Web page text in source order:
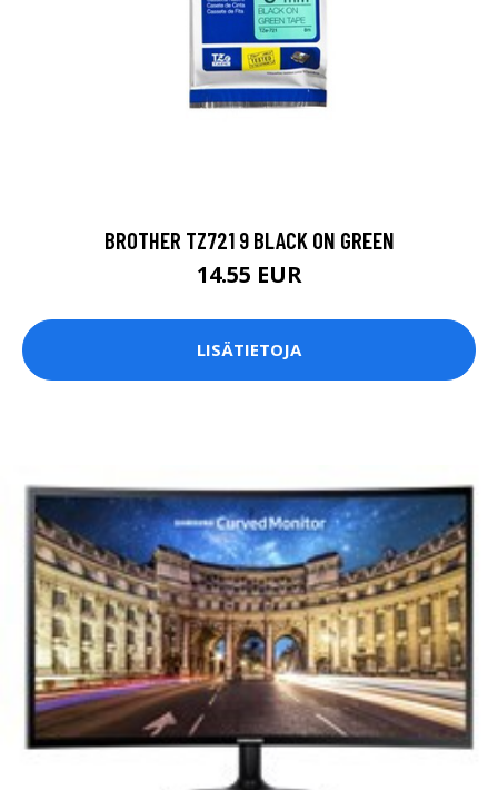
BROTHER TZ721 9 BLACK ON GREEN
14.55 EUR
LISÄTIETOJA